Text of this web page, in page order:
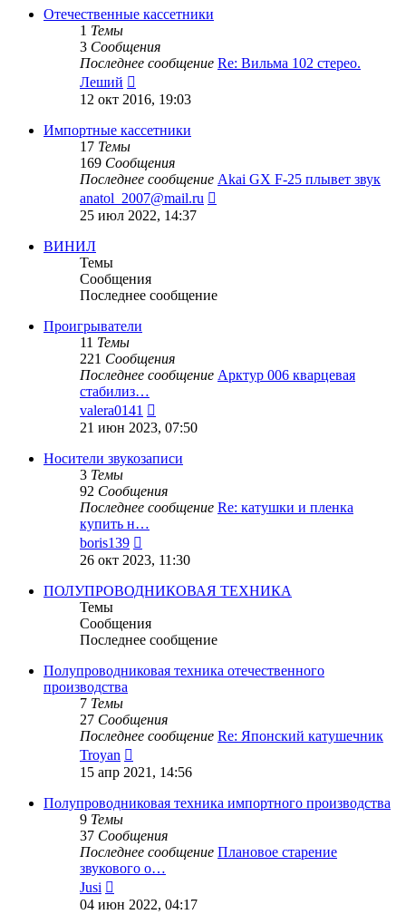
Отечественные кассетники
1 Темы
3 Сообщения
Последнее сообщение Re: Вильма 102 стерео.
Леший
к
сообщению
12 окт 2016, 19:03
Импортные кассетники
17 Темы
169 Сообщения
Последнее сообщение Akai GX F-25 плывет звук
anatol_2007@mail.ru
25 июл 2022, 14:37
ВИНИЛ
Темы
Сообщения
Последнее сообщение
Проигрыватели
11 Темы
221 Сообщения
Последнее сообщение Арктур 006 кварцевая
стабилиз…
valera0141
к
сообщению
21 июн 2023, 07:50
Носители звукозаписи
3 Темы
92 Сообщения
Последнее сообщение Re: катушки и пленка
купить н…
boris139
к
сообщению
26 окт 2023, 11:30
ПОЛУПРОВОДНИКОВАЯ ТЕХНИКА
Темы
Сообщения
Последнее сообщение
Полупроводниковая техника отечественного
производства
7 Темы
27 Сообщения
Последнее сообщение Re: Японский катушечник
Troyan
к
сообщению
15 апр 2021, 14:56
Полупроводниковая техника импортного производства
9 Темы
37 Сообщения
Последнее сообщение Плановое старение
звукового о…
Jusi
к
04 июн 2022, 04:17